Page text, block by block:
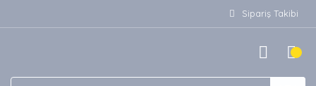
Sipariş Takibi